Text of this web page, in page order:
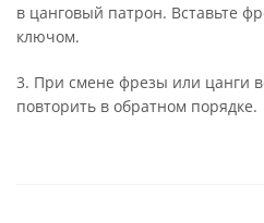
в цанговый патрон. Вставьте
ключом.
3. При смене фрезы или цанги
повторить в обратном порядке.